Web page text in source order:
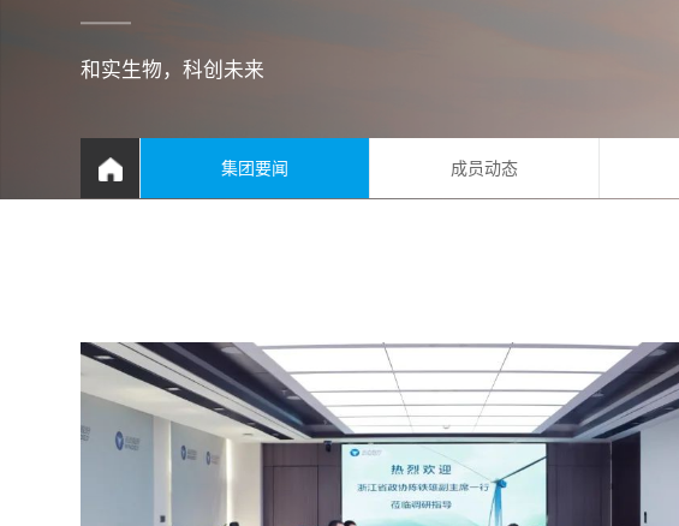
和实生物，科创未来
集团要闻 成员动态